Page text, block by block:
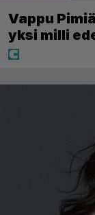
Vappu
yksi milli